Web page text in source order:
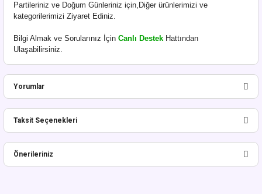
Partileriniz ve Doğum Günleriniz için,Diğer ürünlerimizi ve
kategorilerimizi Ziyaret Ediniz.
Bilgi Almak ve Sorularınız İçin Canlı Destek Hattından
Ulaşabilirsiniz.
Yorumlar
Bu ürüne ilk yorumu siz yapın!
Taksit Seçenekleri
Önerileriniz